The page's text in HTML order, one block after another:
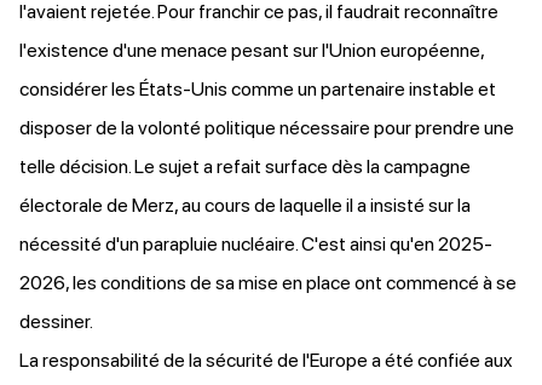
l'avaient rejetée. Pour franchir ce pas, il faudrait reconnaître
l'existence d'une menace pesant sur l'Union européenne,
considérer les États-Unis comme un partenaire instable et
disposer de la volonté politique nécessaire pour prendre une
telle décision. Le sujet a refait surface dès la campagne
électorale de Merz, au cours de laquelle il ainsisté sur la
nécessité d'un parapluie nucléaire. C'est ainsi qu'en 2025-
2026, les conditions de sa mise en place ont commencé à se
dessiner.
La responsabilité de la sécurité de l'Europe a été confiée aux